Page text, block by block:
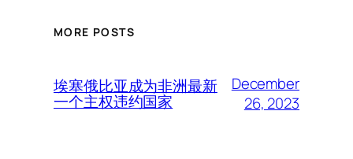
MORE POSTS
埃塞俄比亚成为非洲最新
一个主权违约国家
December
26, 2023